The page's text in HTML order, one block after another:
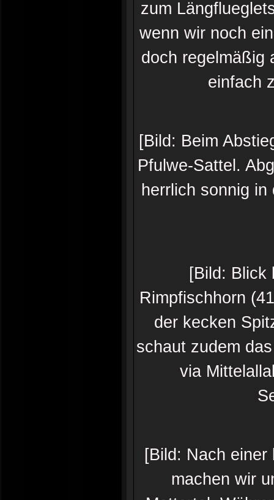
zum
wenn wir noch
doch regelmäßig
einfach
[Bild: Beim
Pfulwe-Sattel.
herrlich sonnig
[Bild: Blick
Rimpfischhorn
der kecken
schaut zudem
via
[Bild: Nach
machen wir